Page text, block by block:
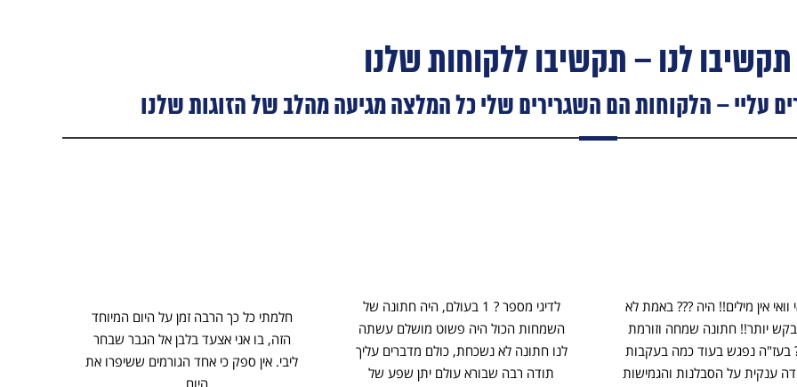
לנו – תקשיבו ללקוחות שלנו
עליי – הלקוחות הם השגרירים שלי כל המלצה מגיעה מהלב של הזוגות שלנו
וואי אין מילים!! היה ??? באמת לא
לבקש יותר!! חתונה שמחה וזורמת
בעז"ה נפגש בעוד כמה בעקבות
ענקית על הסבלנות והגמישות
לדיגי מספר ? 1 בעולם, היה חתונה של
השמחות הכול היה פשוט מושלם עשתה
לנו חתונה לא נשכחת, כולם מדברים עליך
תודה רבה שבורא עולם יתן שפע של
חלמתי כל כך הרבה זמן על היום המיוחד
הזה, בו אני אצעד בלבן אל הגבר שבחר
ליבי. אין ספק כי אחד הגורמים ששיפרו את